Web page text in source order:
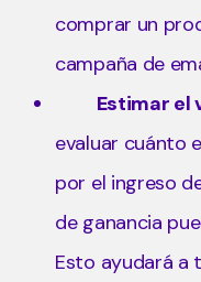
comprar un
campaña de
Estimar el
evaluar cuánto
por el ingreso
de ganancia
Esto ayudará a